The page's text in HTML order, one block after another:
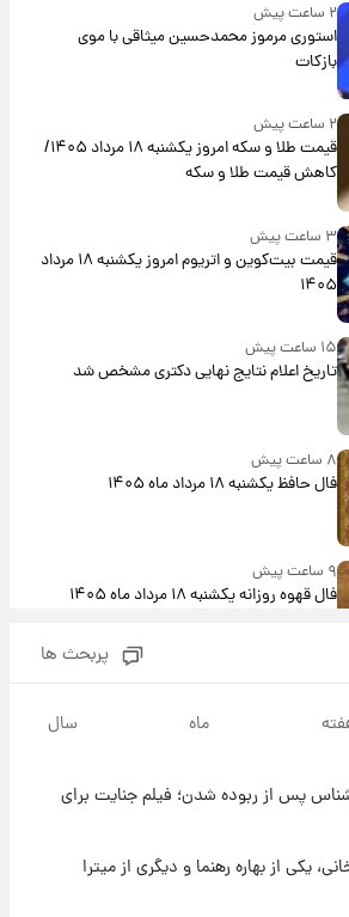
۲ ساعت پیش
استوری مرموز محمدحسین میثاقی با موی
بازکات
۲ ساعت پیش
قیمت طلا و سکه امروز یکشنبه ۱۸ مرداد ۱۴۰۵/
کاهش قیمت طلا و سکه
۳ ساعت پیش
قیمت بیت‌کوین و اتریوم امروز یکشنبه ۱۸ مرداد
۱۴۰۵
۱۵ ساعت پیش
تاریخ اعلام نتایج نهایی دکتری مشخص شد
۸ ساعت پیش
فال حافظ یکشنبه ۱۸ مرداد ماه ۱۴۰۵
۹ ساعت پیش
فال قهوه روزانه یکشنبه ۱۸ مرداد ماه ۱۴۰۵
۱۷ ساعت پیش
پربحث ها
ماه سال
پس از ربوده شدن؛ فیلم جنایت برای
یکی از بهاره رهنما و دیگری از میترا